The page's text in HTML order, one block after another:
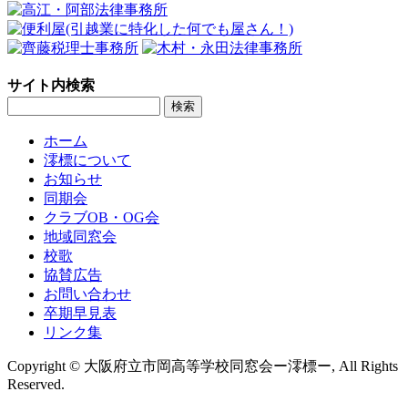
サイト内検索
ホーム
澪標について
お知らせ
同期会
クラブOB・OG会
地域同窓会
校歌
協賛広告
お問い合わせ
卒期早見表
リンク集
Copyright © 大阪府立市岡高等学校同窓会ー澪標ー, All Rights
Reserved.